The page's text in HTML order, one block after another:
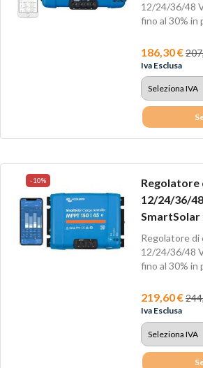
12/24/36/48
fino al 30% in
186,30 €
Iva Esclusa
-10%
Regolatore
12/24/36/
Regolatore di
12/24/36/48
fino al 30% in
219,60 €
Iva Esclusa